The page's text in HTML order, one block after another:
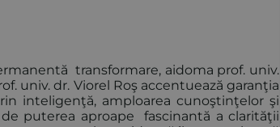
transformare, aidoma prof. univ.
univ. dr. Viorel Roş accentuează garanţia
inteligenţă, amploarea cunoştinţelor şi
puterea aproape fascinantă a clarităţii